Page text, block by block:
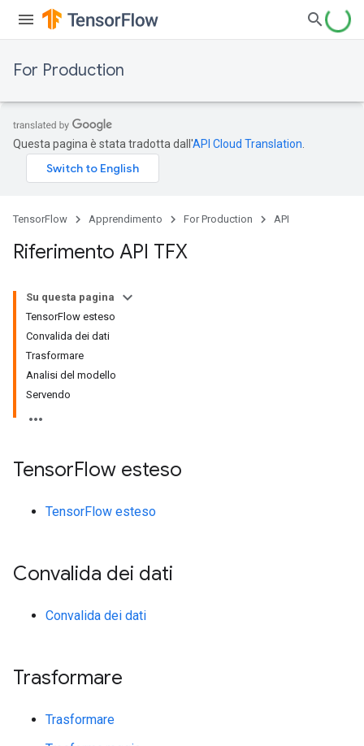
For Production
Questa pagina è stata tradotta dall'API Cloud Translation
TensorFlow Apprendimento For Production API
Riferimento API TFX
Su questa pagina
TensorFlow esteso
Convalida dei dati
Trasformare
Analisi del modello
Servendo
TensorFlow esteso
TensorFlow esteso
Convalida dei dati
Convalida dei dati
Trasformare
Trasformare